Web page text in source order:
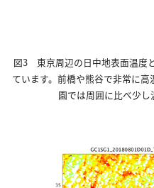
図3 東京周辺の日中地表面温度
ています。前橋や熊谷で非常に
園では周囲に比べ少し